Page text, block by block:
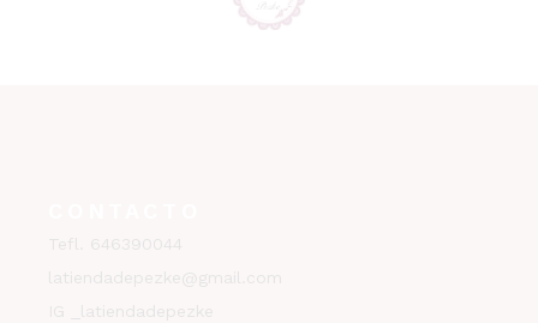
Tefl. 646390044
latiendadepezke@gmail.com
IG _latiendadepezke